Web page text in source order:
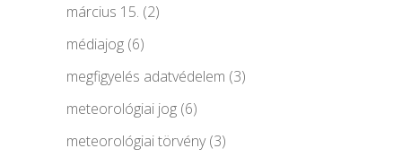
március 15. (2)
médiajog (6)
megfigyelés adatvédelem (3)
meteorológiai jog (6)
meteorológiai törvény(3)